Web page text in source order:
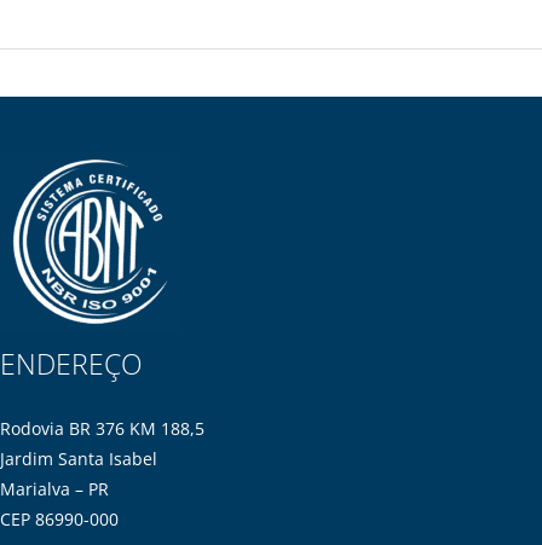
ENDEREÇO
Rodovia BR 376 KM 188,5
Jardim Santa Isabel
Marialva – PR
CEP 86990-000